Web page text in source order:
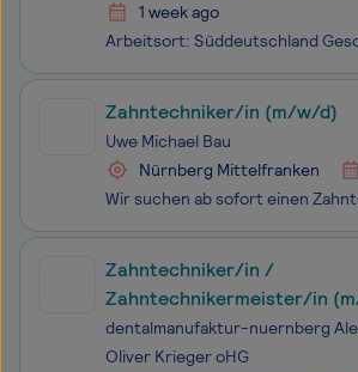
1 week ago
Zahntechniker/in (m/w/d)
Uwe Michael Bau
Nürnberg Mittelfranken
Zahntechniker/in /
Zahntechnikermeister/in
dentalmanufaktur-nuernberg
Oliver Krieger oHG